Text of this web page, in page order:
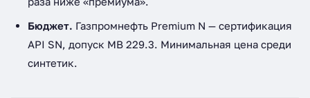
Бюджет. Газпромнефть Premium N — сертификация
API SN, допуск MB 229.3. Минимальная цена среди
синтетик.